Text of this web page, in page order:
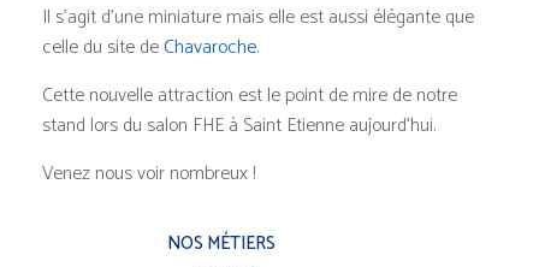
Il s’agit d’une miniature mais elle est aussi élégante que
celle du site deChavaroche.
Cette nouvelle attraction est le point de mire de notre
stand lors du salon FHE à Saint Etienne aujourd'hui.
Venez nous voir nombreux !
NOS MÉTIERS